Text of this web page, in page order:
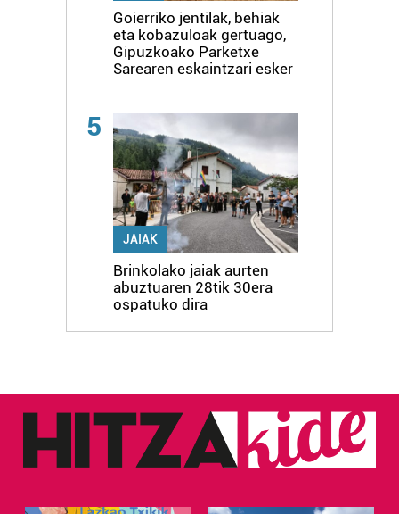
Goierriko jentilak, behiak
eta kobazuloak gertuago,
Gipuzkoako Parketxe
Sarearen eskaintzari esker
5
JAIAK
Brinkolako jaiak aurten
abuztuaren 28tik 30era
ospatuko dira